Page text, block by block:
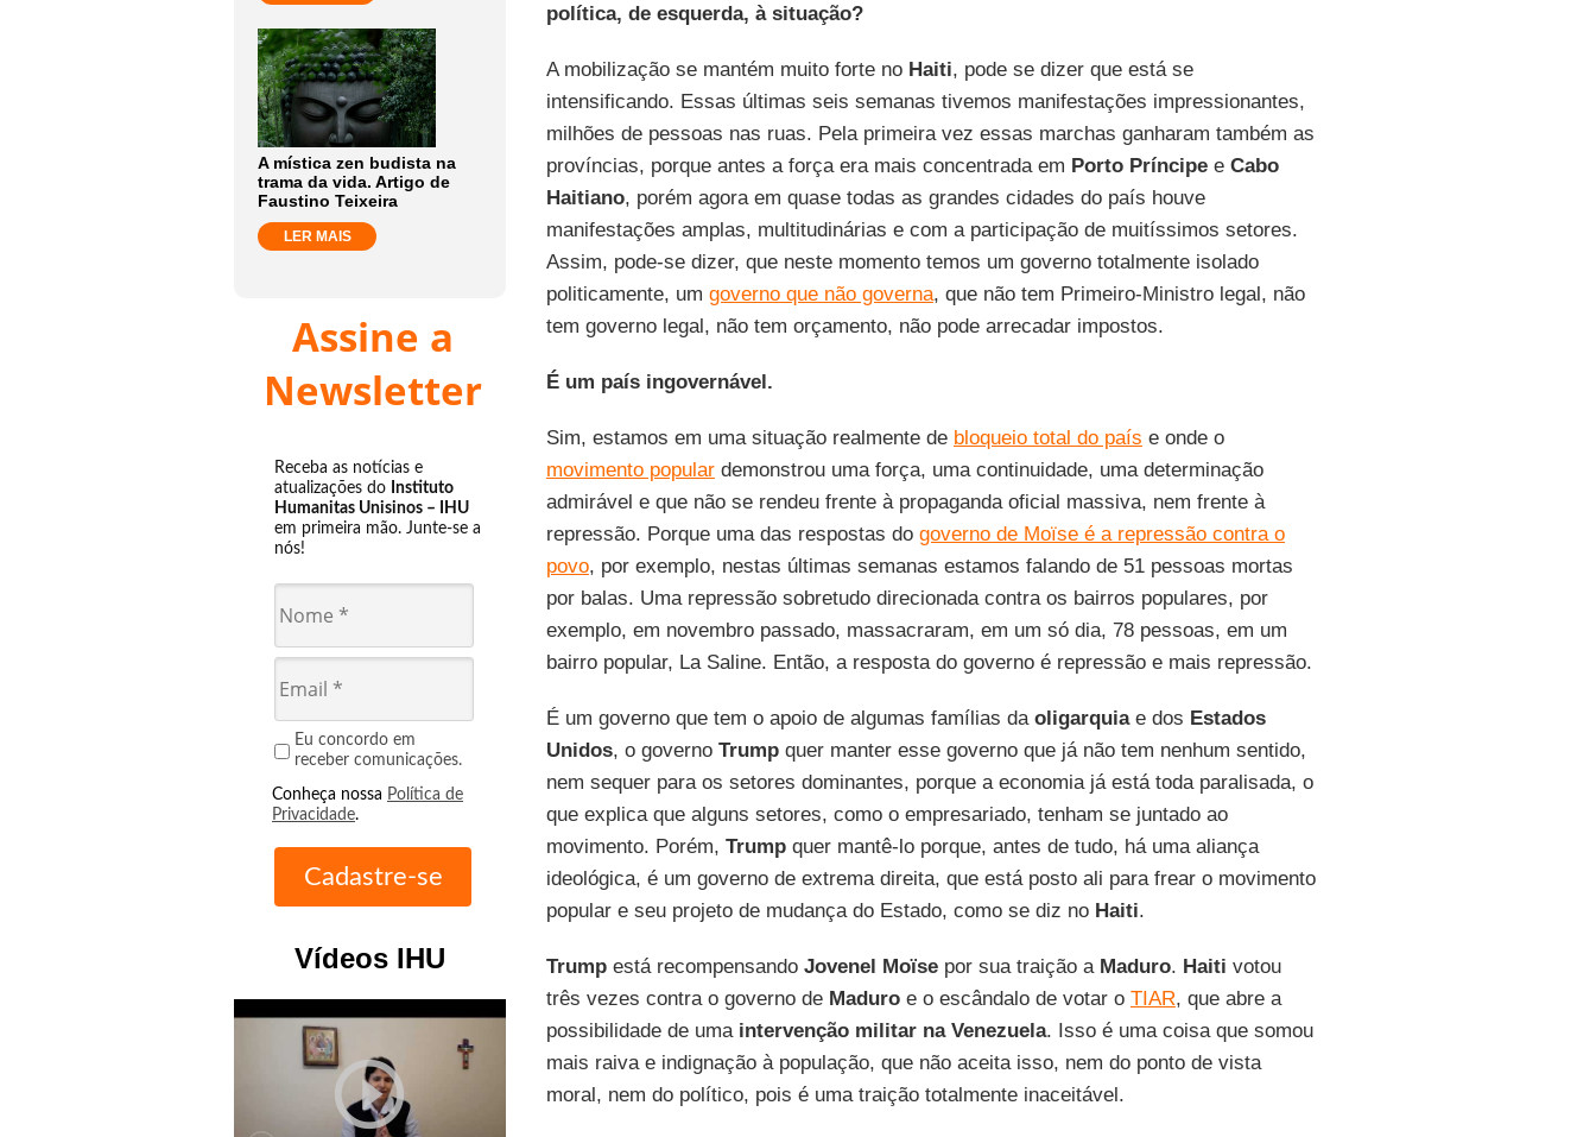
A mística zen budista na
trama da vida. Artigo de
Faustino Teixeira
LER MAIS
Assine a
Newsletter
Receba as notícias e
atualizações do Instituto
Humanitas Unisinos – IHU
em primeira mão. Junte-se a
nós!
Eu concordo em
receber comunicações.
Conheça nossa Política de
Privacidade.
Vídeos IHU
play_circle_outline
política, de esquerda, à situação?
A mobilização se mantém muito forte no Haiti, pode se dizer que está se
intensificando. Essas últimas seis semanas tivemos manifestações impressionantes,
milhões de pessoas nas ruas. Pela primeira vez essas marchas ganharam também as
províncias, porque antes a força era mais concentrada em Porto Príncipee Cabo
Haitiano, porém agora em quase todas as grandes cidades do país houve
manifestações amplas, multitudinárias e com a participação de muitíssimos setores.
Assim, pode-se dizer, que neste momento temos um governo totalmente isolado
politicamente, um governo que não governa, que não tem Primeiro-Ministro legal, não
tem governo legal, não tem orçamento, não pode arrecadar impostos.
É um país ingovernável.
Sim, estamos em uma situação realmente de bloqueio total do país e onde o
movimento populardemonstrou uma força, uma continuidade, uma determinação
admirável e que não se rendeu frente à propaganda oficial massiva, nem frente à
repressão. Porque uma das respostas do governo de Moïse é a repressão contra o
povo, por exemplo, nestas últimas semanas estamos falando de 51 pessoas mortas
por balas. Uma repressão sobretudo direcionada contra os bairros populares, por
exemplo, em novembro passado, massacraram, em um só dia, 78 pessoas, em um
bairro popular, La Saline. Então, a resposta do governo é repressão e mais repressão.
É um governo que tem o apoio de algumas famílias da oligarquiae dos Estados
Unidos, o governo Trumpquer manter esse governo que já não tem nenhum sentido,
nem sequer para os setores dominantes, porque a economia já está toda paralisada, o
que explica que alguns setores, como o empresariado, tenham se juntado ao
movimento. Porém, Trumpquer mantê-lo porque, antes de tudo, há uma aliança
ideológica, é um governo de extrema direita, que está posto ali para frear o movimento
popular e seu projeto de mudança do Estado, como se diz no Haiti.
Trumpestá recompensando Jovenel Moïsepor sua traição a Maduro. Haiti votou
três vezes contra o governo de Maduroe o escândalo de votar o TIAR, que abre a
possibilidade de uma intervenção militar na Venezuela. Isso é uma coisa que somou
mais raiva e indignação à população, que não aceita isso, nem do ponto de vista
moral, nem do político, pois é uma traição totalmente inaceitável.